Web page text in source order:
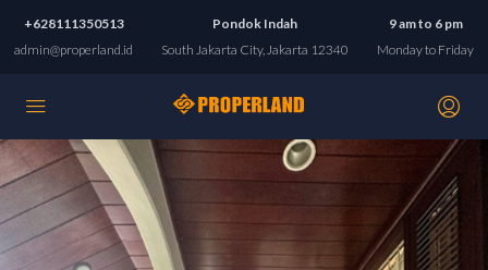
+628111350513
admin@properland.id
Pondok Indah
South Jakarta City, Jakarta 12340
9 am to 6 pm
Monday to Friday